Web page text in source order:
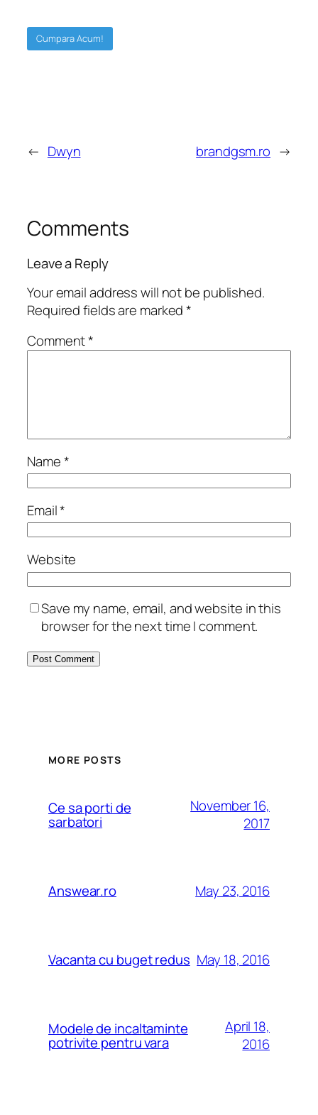
Cumpara Acum!
← Dwyn brandgsm.ro →
Comments
Leave a Reply
Your email address will not be published.
Required fields are marked*
Comment*
Name*
Email*
Website
Save my name, email, and website in this
browser for the next time I comment.
MORE POSTS
Ce sa porti de
sarbatori
November 16,
2017
Answear.ro May 23, 2016
Vacanta cu buget redus May 18, 2016
Modele de incaltaminte
potrivite pentru vara
April 18,
2016